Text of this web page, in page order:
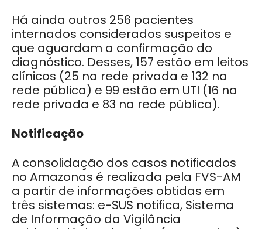
Há ainda outros 256 pacientes
internados considerados suspeitos e
que aguardam a confirmação do
diagnóstico. Desses, 157 estão em leitos
clínicos (25 na rede privada e 132 na
rede pública) e 99 estão em UTI (16 na
rede privada e 83 na rede pública).
Notificação
A consolidação dos casos notificados
no Amazonas é realizada pela FVS-AM
a partir de informações obtidas em
três sistemas: e-SUS notifica, Sistema
de Informação da Vigilância